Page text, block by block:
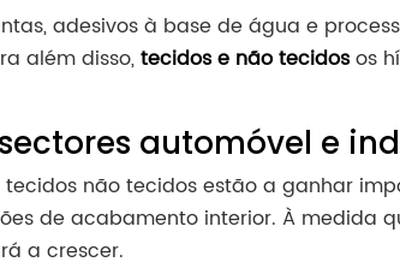
adesivos à base de água e
além disso,tecidos e não tecidosos
automóvel e
não tecidos estão a ganhar
de acabamento interior. À medida
a crescer.